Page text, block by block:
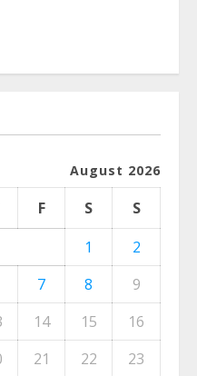
August 2026
F S
S
1
2
7 8
9
14 15
16
21 22
23